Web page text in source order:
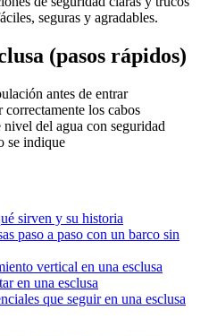
seguras y agradables.
(pasos rápidos)
antes de entrar
los cabos
del agua con seguridad
se indique
sirven y su historia
paso a paso con un barco sin
vertical en una esclusa
en una esclusa
que seguir en una esclusa